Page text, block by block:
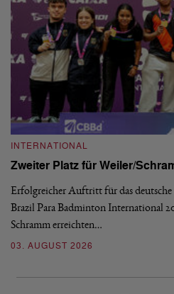
INTERNATIONAL
Zweiter Platz für Weiler/
Erfolgreicher Auftritt für das deutsche
Brazil Para Badminton International
Schramm erreichten…
03. AUGUST 2026